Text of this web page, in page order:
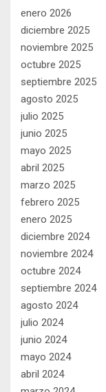
enero 2026
diciembre 2025
noviembre 2025
octubre 2025
septiembre 2025
agosto 2025
julio 2025
junio 2025
mayo 2025
abril 2025
marzo 2025
febrero 2025
enero 2025
diciembre 2024
noviembre 2024
octubre 2024
septiembre 2024
agosto 2024
julio 2024
junio 2024
mayo 2024
abril 2024